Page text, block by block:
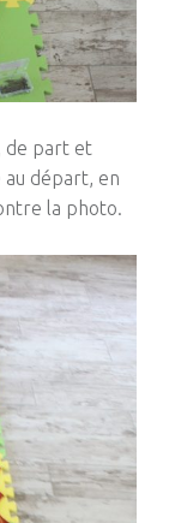
de part et
au départ, en
la photo.